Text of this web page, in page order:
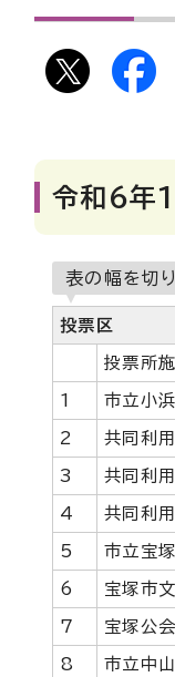
令和6年
表の幅を切
投票区
投票所
1 市立小
2 共同利
3 共同利
4 共同利
5 市立宝
6 宝塚市
7 宝塚公
8 市立中